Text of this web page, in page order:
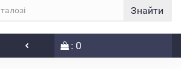
Знайти
: 0